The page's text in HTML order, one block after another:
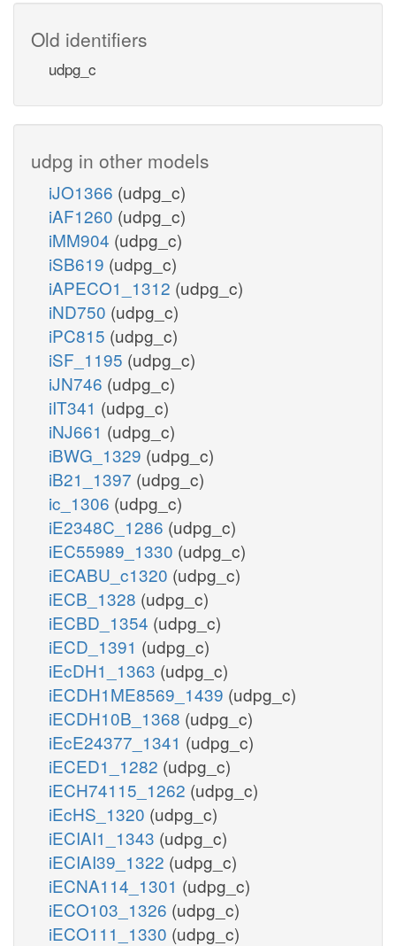
Old identifiers
udpg_c
udpg in other models
iJO1366 (udpg_c)
iAF1260 (udpg_c)
iMM904 (udpg_c)
iSB619 (udpg_c)
iAPECO1_1312 (udpg_c)
iND750 (udpg_c)
iPC815 (udpg_c)
iSF_1195 (udpg_c)
iJN746 (udpg_c)
iIT341 (udpg_c)
iNJ661 (udpg_c)
iBWG_1329 (udpg_c)
iB21_1397 (udpg_c)
ic_1306 (udpg_c)
iE2348C_1286 (udpg_c)
iEC55989_1330 (udpg_c)
iECABU_c1320 (udpg_c)
iECB_1328 (udpg_c)
iECBD_1354 (udpg_c)
iECD_1391 (udpg_c)
iEcDH1_1363 (udpg_c)
iECDH1ME8569_1439 (udpg_c)
iECDH10B_1368 (udpg_c)
iEcE24377_1341 (udpg_c)
iECED1_1282 (udpg_c)
iECH74115_1262 (udpg_c)
iEcHS_1320 (udpg_c)
iECIAI1_1343 (udpg_c)
iECIAI39_1322 (udpg_c)
iECNA114_1301 (udpg_c)
iECO103_1326 (udpg_c)
iECO111_1330 (udpg_c)